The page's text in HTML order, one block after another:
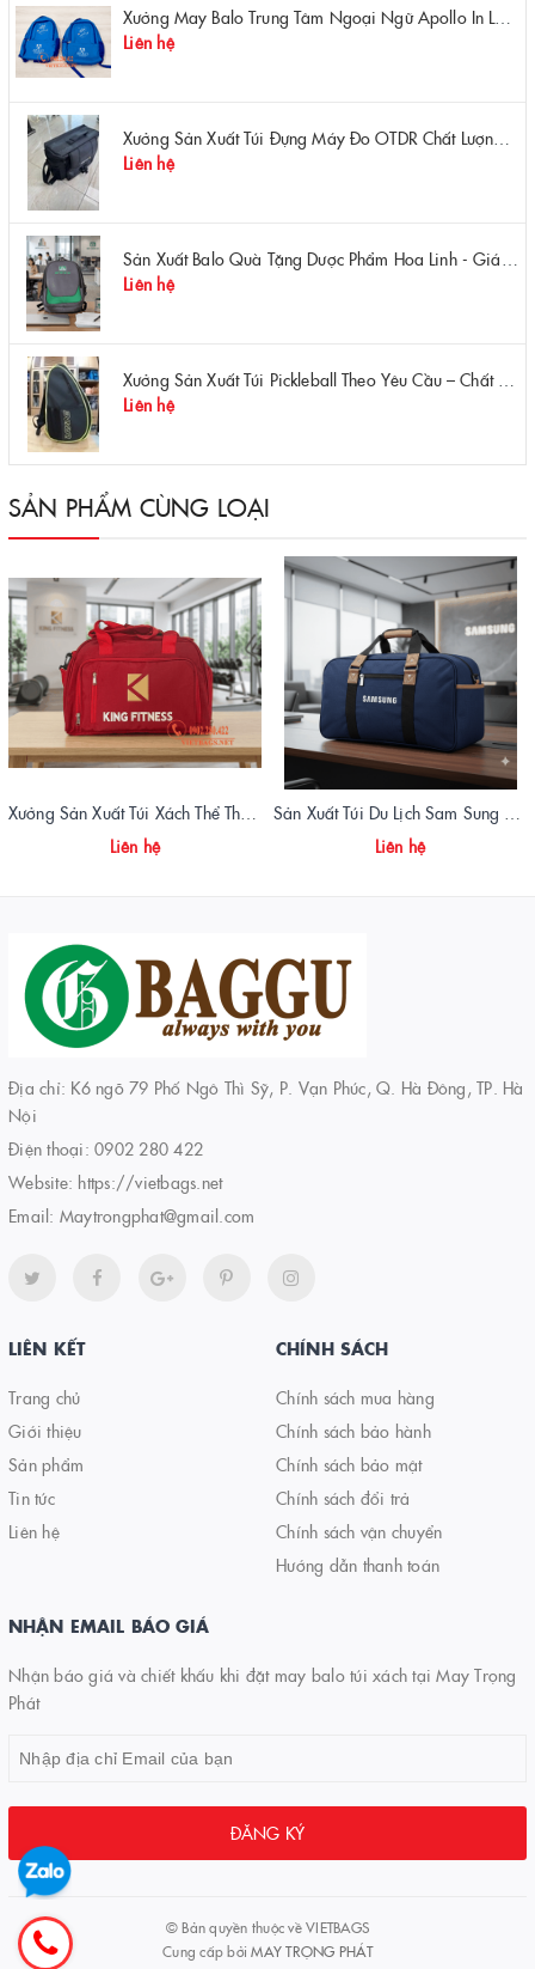
Xưởng May Balo Trung Tâm Ngoại Ngữ Apollo In Logo Giá Rẻ Tại Xưởng
Liên hệ
Xưởng Sản Xuất Túi Đựng Máy Đo OTDR Chất Lượng – Chống Va Đập, Giá Tận Xưởng
Liên hệ
Sản Xuất Balo Quà Tặng Dược Phẩm Hoa Linh - Giá Gốc Tại Xưởng
Liên hệ
Xưởng Sản Xuất Túi Pickleball Theo Yêu Cầu – Chất Lượng, Bền Bỉ, Thiết Kế Độc Quyền
Liên hệ
SẢN PHẨM CÙNG LOẠI
Xưởng Sản Xuất Túi Xách Thể Thao Tập Gym King Fitness Giá Gốc, Chất Lượng Cao
Liên hệ
Sản Xuất Túi Du Lịch Sam Sung Chuẩn Form, Giá Xưởng | Vietbags
Liên hệ
Địa chỉ: K6 ngõ 79 Phố Ngô Thì Sỹ, P. Vạn Phúc, Q. Hà Đông, TP. Hà
Nội
Điện thoại: 0902 280 422
Website: https://vietbags.net
Email: Maytrongphat@gmail.com
LIÊN KẾT
Trang chủ
Giới thiệu
Sản phẩm
Tin tức
Liên hệ
CHÍNH SÁCH
Chính sách mua hàng
Chính sách bảo hành
Chính sách bảo mật
Chính sách đổi trả
Chính sách vận chuyển
Hướng dẫn thanh toán
NHẬN EMAIL BÁO GIÁ
Nhận báo giá và chiết khấu khi đặt may balo túi xách tại May Trọng
Phát
ĐĂNG KÝ
© Bản quyền thuộc vềVIETBAGS
Cung cấp bởiMAY TRỌNG PHÁT